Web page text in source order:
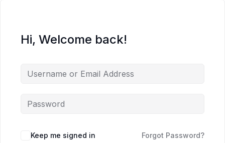
Hi, Welcome back!
Keep me signed in Forgot Password?